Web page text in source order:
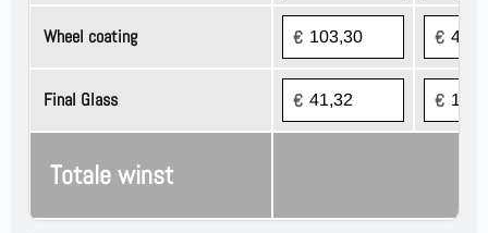
Wheel coating
Final Glass
Totale winst